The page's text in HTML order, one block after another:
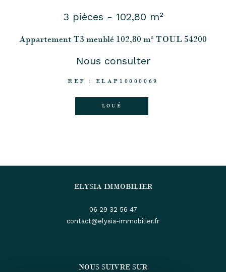
3 pièces - 102,80 m²
Appartement T3 meublé 102,80 m² TOUL 54200
Nous consulter
REF : ELAP10000069
LOUÉ
ELYSIA IMMOBILIER
06 29 32 56 47
contact@elysia-immobilier.fr
NOUS SUIVRE SUR